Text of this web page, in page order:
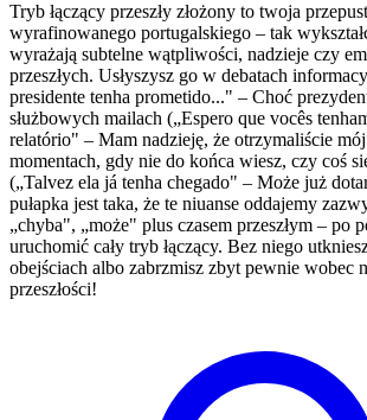
Tryb łączący przeszły złożony to twoja
wyrafinowanego portugalskiego – tak
wyrażają subtelne wątpliwości, nadzieje czy
przeszłych. Usłyszysz go w debatach
presidente tenha prometido..." – Choć
służbowych mailach („Espero que vocês
relatório" – Mam nadzieję, że otrzymaliście
momentach, gdy nie do końca wiesz, czy coś
(„Talvez ela já tenha chegado" – Może już
pułapka jest taka, że te niuanse oddajemy
„chyba", „może" plus czasem przeszłym – po
uruchomić cały tryb łączący. Bez niego
obejściach albo zabrzmisz zbyt pewnie wobec
przeszłości!